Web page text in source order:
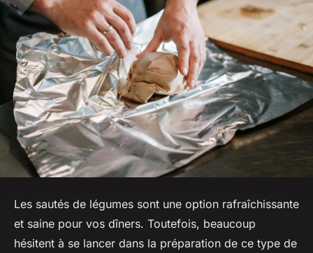
Les sautés de légumes sont une option rafraîchissante
et saine pour vos dîners. Toutefois, beaucoup
hésitent à se lancer dans la préparation de ce type de